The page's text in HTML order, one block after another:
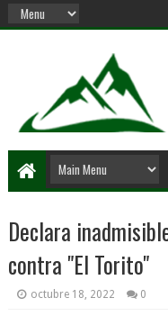
Declara
contra "El Torito"
octubre 18, 2022 0